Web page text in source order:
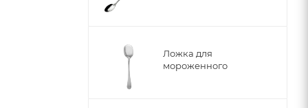
Ложка для
мороженного